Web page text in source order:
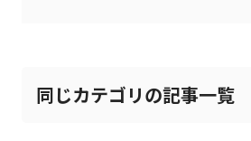
同じカテゴリの記事一覧